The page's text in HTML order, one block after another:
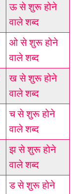
ऊ से शुरू होने
वाले शब्द
ओ से शुरू होने
वाले शब्द
ख से शुरू होने
वाले शब्द
च से शुरू होने
वाले शब्द
झ से शुरू होने
वाले शब्द
ड से शुरू होने